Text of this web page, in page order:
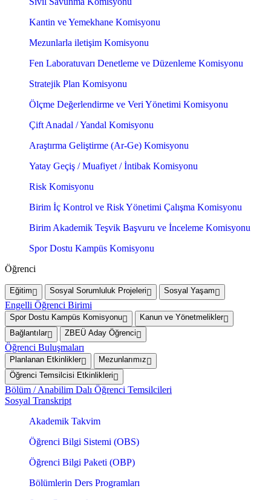
Kantin ve Yemekhane Komisyonu
Mezunlarla iletişim Komisyonu
Fen Laboratuvarı Denetleme ve Düzenleme Komisyonu
Stratejik Plan Komisyonu
Ölçme Değerlendirme ve Veri Yönetimi Komisyonu
Çift Anadal / Yandal Komisyonu
Araştırma Geliştirme (Ar-Ge) Komisyonu
Yatay Geçiş / Muafiyet / İntibak Komisyonu
Risk Komisyonu
Birim İç Kontrol ve Risk Yönetimi Çalışma Komisyonu
Birim Akademik Teşvik Başvuru ve İnceleme Komisyonu
Spor Dostu Kampüs Komisyonu
Öğrenci
Eğitim Sosyal Sorumluluk Projeleri Sosyal Yaşam
Engelli Öğrenci Birimi
Spor Dostu Kampüs Komisyonu
Kanun ve Yönetmelikler
Bağlantılar
ZBEÜ Aday Öğrenci
Öğrenci Buluşmaları
Planlanan Etkinlikler
Mezunlarımız
Öğrenci Temsilcisi Etkinlikleri
Bölüm / Anabilim Dalı Öğrenci Temsilcileri
Sosyal Transkript
Akademik Takvim
Öğrenci Bilgi Sistemi (OBS)
Öğrenci Bilgi Paketi (OBP)
Bölümlerin Ders Programları